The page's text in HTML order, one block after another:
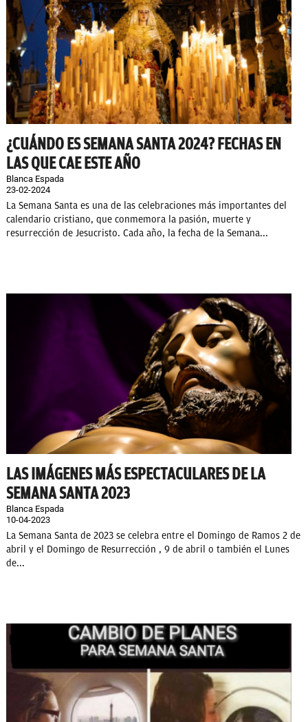
¿CUÁNDO ES SEMANA SANTA 2024? FECHAS EN
LAS QUE CAE ESTE AÑO
Blanca Espada
23-02-2024
La Semana Santa es una de las celebraciones más importantes del
calendario cristiano, que conmemora la pasión, muerte y
resurrección de Jesucristo. Cada año, la fecha de la Semana...
LAS IMÁGENES MÁS ESPECTACULARES DE LA
SEMANA SANTA 2023
Blanca Espada
10-04-2023
La Semana Santa de 2023 se celebra entre el Domingo de Ramos 2 de
abril y el Domingo de Resurrección , 9 de abril o también el Lunes
de...